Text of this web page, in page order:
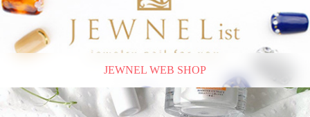
JEWNEL WEB SHOP